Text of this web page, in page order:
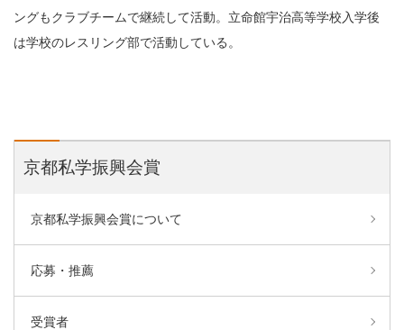
ングもクラブチームで継続して活動。立命館宇治高等学校入学後
は学校のレスリング部で活動している。
京都私学振興会賞
京都私学振興会賞について
応募・推薦
受賞者